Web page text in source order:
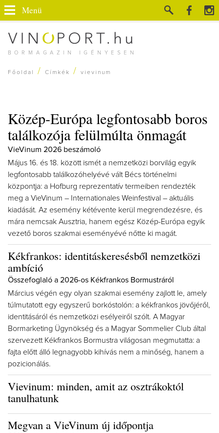
BORMAGAZIN IGÉNYESEN
Menü
Főoldal / Címkék / vievinum
Közép-Európa legfontosabb boros
találkozója felülmúlta önmagát
VieVinum 2026 beszámoló
Május 16. és 18. között ismét a nemzetközi borvilág egyik
legfontosabb találkozóhelyévé vált Bécs történelmi
központja: a Hofburg reprezentatív termeiben rendezték
meg a VieVinum – Internationales Weinfestival – aktuális
kiadását. Az esemény kétévente kerül megrendezésre, és
mára nemcsak Ausztria, hanem egész Közép-Európa egyik
vezető boros szakmai eseményévé nőtte ki magát.
Kékfrankos: identitáskeresésből nemzetközi
ambíció
Összefoglaló a 2026-os Kékfrankos Bormustráról
Március végén egy olyan szakmai esemény zajlott le, amely
túlmutatott egy egyszerű borkóstolón: a kékfrankos jövőjéről,
identitásáról és nemzetközi esélyeiről szólt. A Magyar
Bormarketing Ügynökség és a Magyar Sommelier Club által
szervezett Kékfrankos Bormustra világosan megmutatta: a
fajta előtt álló legnagyobb kihívás nem a minőség, hanem a
pozicionálás.
Vievinum: minden, amit az osztrákoktól
tanulhatunk
Megvan a VieVinum új időpontja